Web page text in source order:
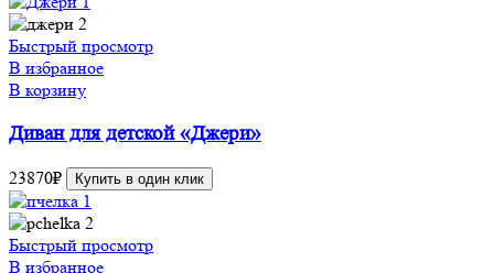
Быстрый просмотр
В избранное
В корзину
Диван для детской «Джери»
23870₽ Купить в один клик
Быстрый просмотр
В избранное